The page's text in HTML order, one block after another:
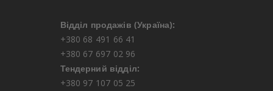
Відділ продажів (Україна):
+380 68 491 66 41
+380 67 697 02 96
Тендерний відділ:
+380 97 107 05 25